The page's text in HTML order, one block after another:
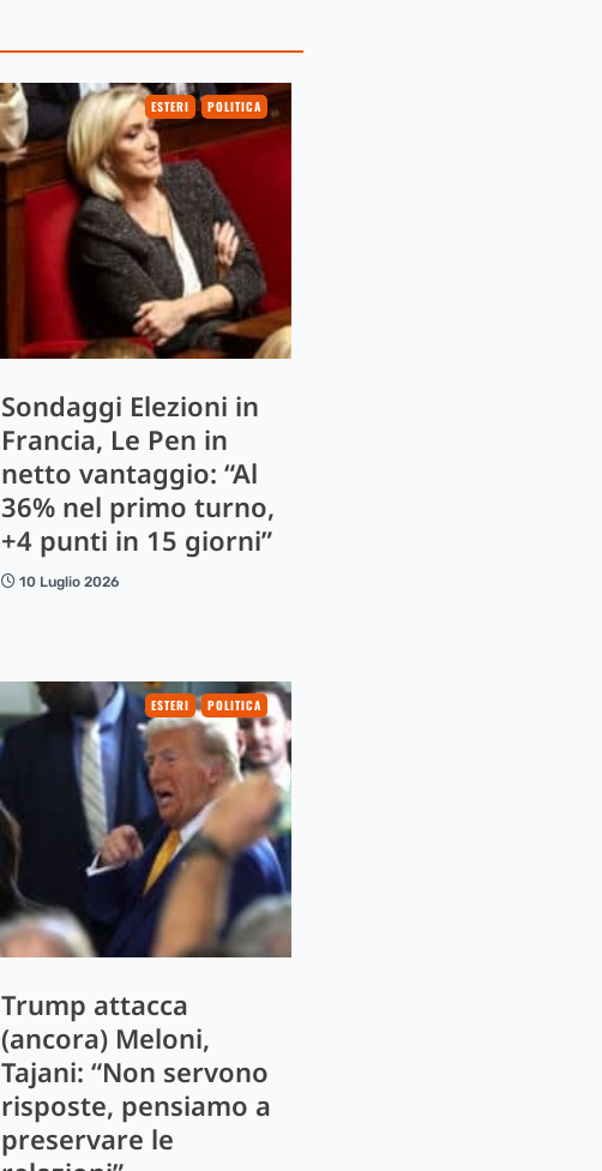
ESTERI POLITICA
Sondaggi Elezioni in
Francia, Le Pen in
netto vantaggio: “Al
36% nel primo turno,
+4 punti in 15 giorni”
10 Luglio 2026
ESTERI POLITICA
Trump attacca
(ancora) Meloni,
Tajani: “Non servono
risposte, pensiamo a
preservare le